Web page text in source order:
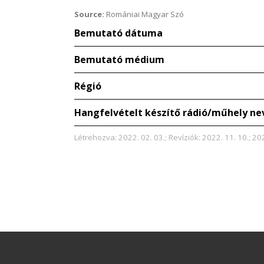
Source: Romániai Magyar Szó
Bemutató dátuma
Bemutató médium
Régió
Hangfelvételt készítő rádió/műhely
Létrehozva: 2022. 02. 03.; Revíziók: 2022. 11. 10.;